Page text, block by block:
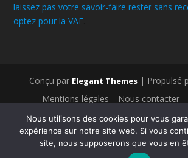
laissez pas votre savoir-faire rester sans
optez pour la VAE
Conçu par Elegant Themes| Propulsé
Mentions légales Nous contacter
Médecines traditionnelles
Médecines alternatives
Législation &
Nos derniers articles
Bien-être
Médecines alternatives
Nous utilisons des cookies pour vous
expérience sur notre site web. Si vous
site, nous supposerons que vous en